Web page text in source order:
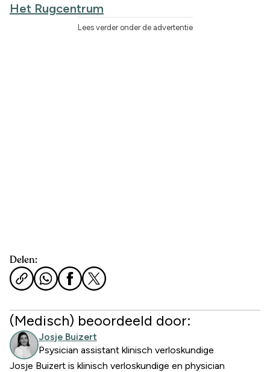
Het Rugcentrum
Lees verder onder de advertentie
Delen:
(Medisch) beoordeeld door:
Josje Buizert
Psysician assistant klinisch verloskundige
Josje Buizert is klinisch verloskundige en physician